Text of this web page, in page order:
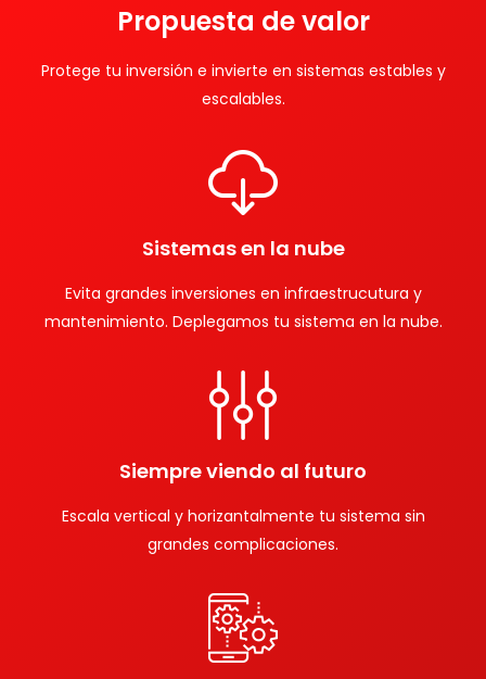
Propuesta de valor
Protege tu inversión e invierte en sistemas estables y
escalables.
Sistemas en la nube
Evita grandes inversiones en infraestrucutura y
mantenimiento. Deplegamos tu sistema en la nube.
Siempre viendo al futuro
Escala vertical y horizantalmente tu sistema sin
grandes complicaciones.